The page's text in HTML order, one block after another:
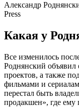
Александр
Press
Какая у
Все изменилось
Роднянский объявил
проектов, а также
фильмами и
перестал быть
продакшен», где